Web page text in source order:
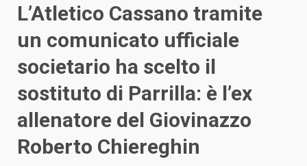
L’Atletico Cassano tramite
un comunicato ufficiale
societario ha scelto il
sostituto di Parrilla: è l’ex
allenatore del Giovinazzo
Roberto Chiereghin